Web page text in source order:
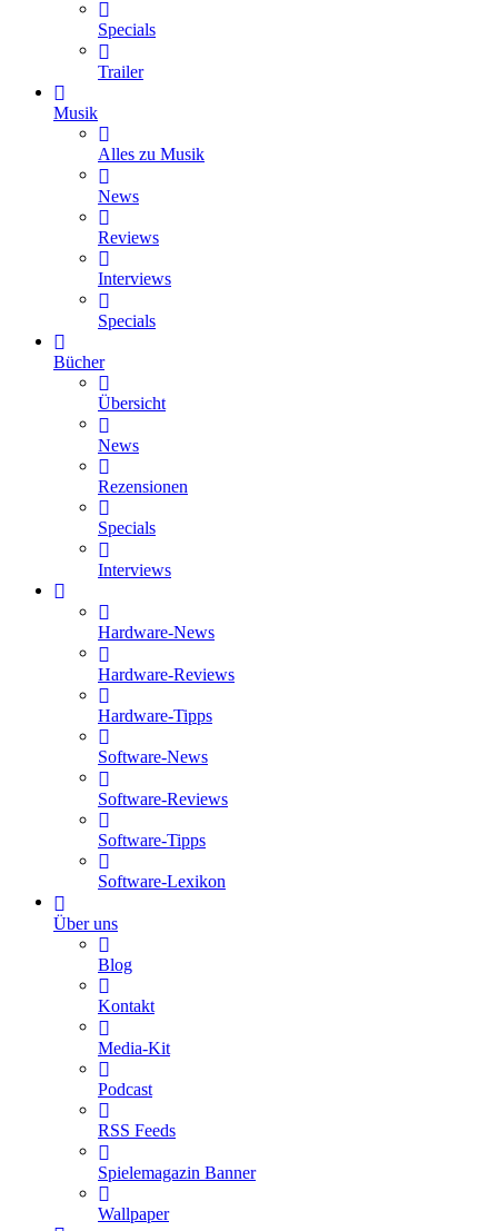
Specials
Trailer
Musik
Alles zu Musik
News
Reviews
Interviews
Specials
Bücher
Übersicht
News
Rezensionen
Specials
Interviews
Hardware-News
Hardware-Reviews
Hardware-Tipps
Software-News
Software-Reviews
Software-Tipps
Software-Lexikon
Über uns
Blog
Kontakt
Media-Kit
Podcast
RSS Feeds
Spielemagazin Banner
Wallpaper